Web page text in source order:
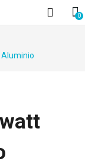
0
Aluminio